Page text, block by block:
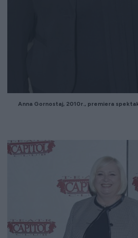
Anna Gornostaj, 2010r., premiera